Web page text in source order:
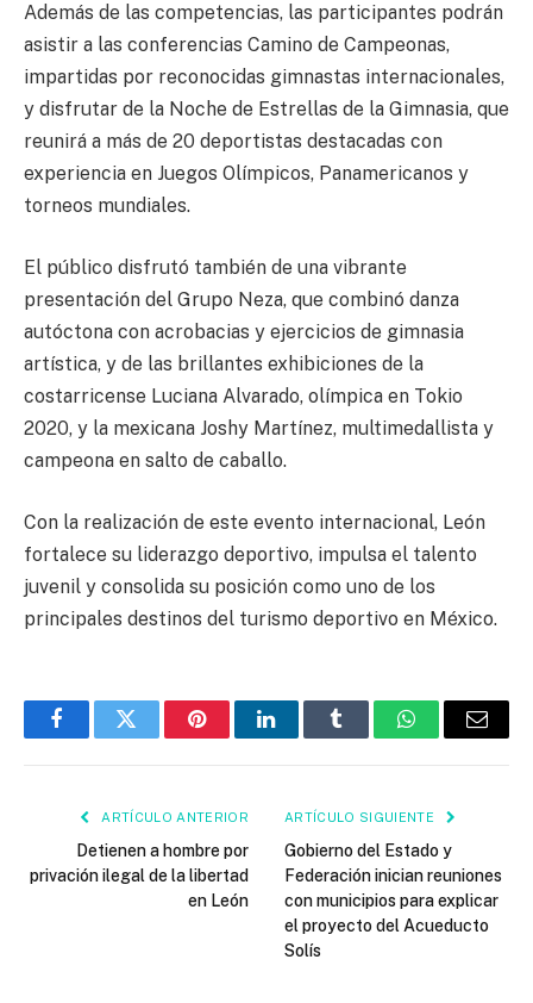
Además de las competencias, las participantes podrán
asistir a las conferencias Camino de Campeonas,
impartidas por reconocidas gimnastas internacionales,
y disfrutar de la Noche de Estrellas de la Gimnasia, que
reunirá a más de 20 deportistas destacadas con
experiencia en Juegos Olímpicos, Panamericanos y
torneos mundiales.
El público disfrutó también de una vibrante
presentación del Grupo Neza, que combinó danza
autóctona con acrobacias y ejercicios de gimnasia
artística, y de las brillantes exhibiciones de la
costarricense Luciana Alvarado, olímpica en Tokio
2020, y la mexicana Joshy Martínez, multimedallista y
campeona en salto de caballo.
Con la realización de este evento internacional, León
fortalece su liderazgo deportivo, impulsa el talento
juvenil y consolida su posición como uno de los
principales destinos del turismo deportivo en México.
FacebookTwitter PinterestLinkedInTumblr WhatsAppEmail
ARTÍCULO ANTERIOR
Detienen a hombre por
privación ilegal de la libertad
en León
ARTÍCULO SIGUIENTE
Gobierno del Estado y
Federación inician reuniones
con municipios para explicar
el proyecto del Acueducto
Solís